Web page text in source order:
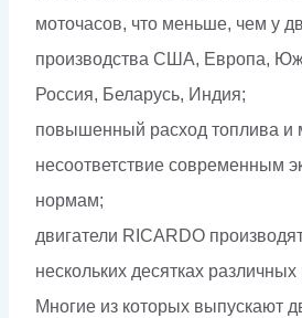
моточасов, что меньше, чем у
производства США, Европа,
Россия, Беларусь, Индия;
повышенный расход топлива и
несоответствие современным
нормам;
двигатели RICARDO
нескольких десятках
Многие из которых выпускают